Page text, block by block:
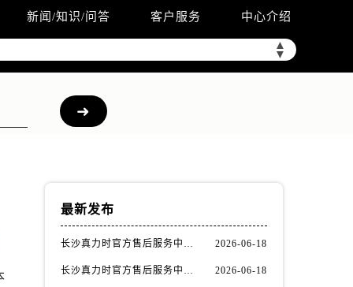
新闻/知识/问答 客户服务 中心介绍
▲
▼
最新发布
长沙真力时官方售后服务中心｜最新网点地址及热线权威信息公示（2026年6月最新） 2026-06-18
长沙真力时官方售后服务中心｜地址与联系电话权威信息公示（2026年6月最新） 2026-06-18